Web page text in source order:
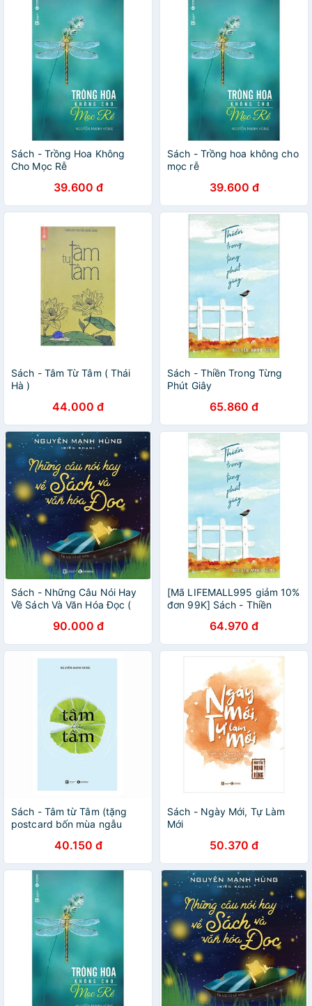
Sách - Trồng Hoa Không
Cho Mọc Rễ
39.600 đ
Sách - Trồng hoa không cho
mọc rễ
39.600 đ
Sách - Tâm Từ Tâm ( Thái
Hà )
44.000 đ
Sách - Thiền Trong Từng
Phút Giây
65.860 đ
Sách - Những Câu Nói Hay
Về Sách Và Văn Hóa Đọc (
90.000 đ
[Mã LIFEMALL995 giảm 10%
đơn 99K] Sách - Thiền
64.970 đ
Sách - Tâm từ Tâm (tặng
postcard bốn mùa ngẫu
40.150 đ
Sách - Ngày Mới, Tự Làm
Mới
50.370 đ